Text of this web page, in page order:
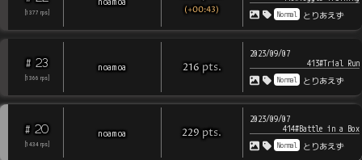
1377 rps (+00:43) Normal とりあえず
# 23
1366 rps
noamoa 216 pts.
2023/09/07
413#Trial Run
Normal とりあえず
# 20
1434 rps
noamoa 229 pts.
2023/09/07
414#Battle in a Box
Normal とりあえず